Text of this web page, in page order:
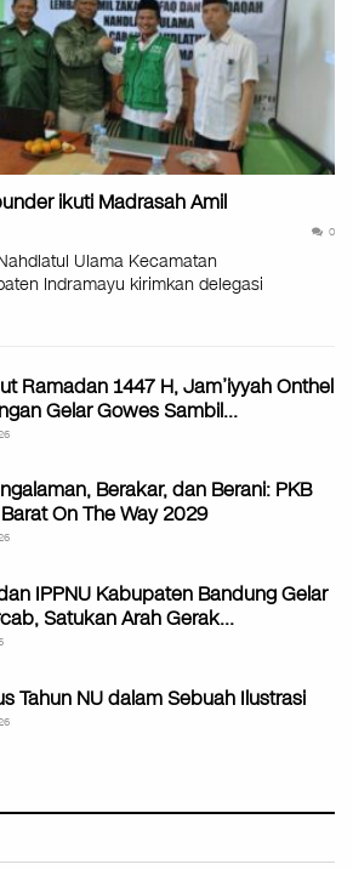
ikuti Madrasah Amil
0
Ulama Kecamatan
Indramayu kirimkan delegasi
Ramadan 1447 H, Jam’iyyah Onthel
Gelar Gowes Sambil…
Berakar, dan Berani: PKB
On The Way 2029
IPPNU Kabupaten Bandung Gelar
Satukan Arah Gerak…
Tahun NU dalam Sebuah Ilustrasi